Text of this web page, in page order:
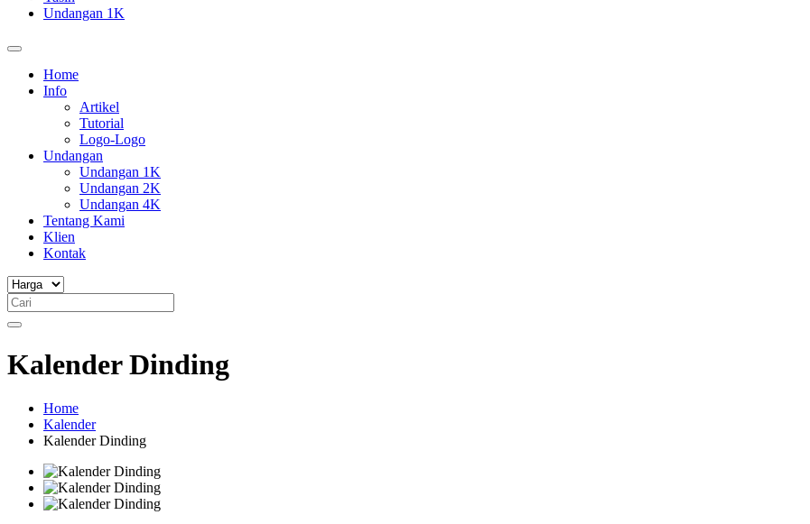
Undangan 1K
Home
Info
Artikel
Tutorial
Logo-Logo
Undangan
Undangan 1K
Undangan 2K
Undangan 4K
Tentang Kami
Klien
Kontak
Kalender Dinding
Home
Kalender
Kalender Dinding